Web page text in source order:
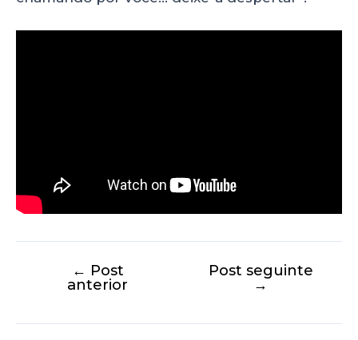
← Post
anterior
Post seguinte
→